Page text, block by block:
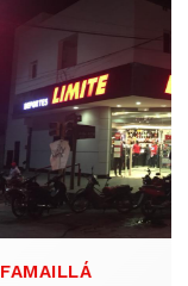
FAMAILLÁ